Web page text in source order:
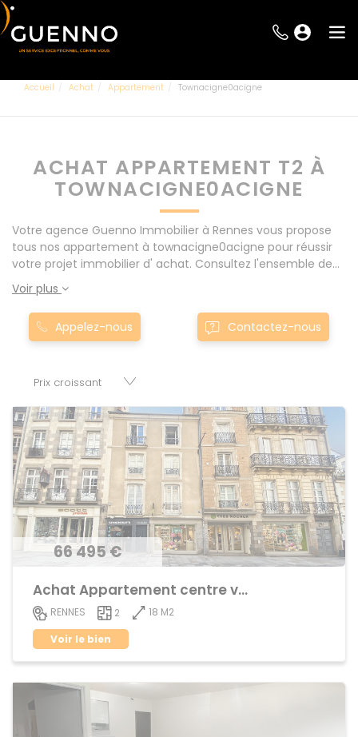
Accueil Achat Appartement Townacigne0acigne
ACHAT APPARTEMENT T2 À
TOWNACIGNE0ACIGNE
Votre agence Guenno Immobilier à Rennes vous propose
tous nos appartement à townacigne0acigne pour réussir
votre projet immobilier d' achat. Consultez l'ensemble de
nos offres à Rennes mais également aux alentours : Le
Rheu, Pacé, Montgermont... Nos appartement T2 à
townacigne0acigne sont proposés au meilleur prix du
marché pour permettre au plus grand nombre de réussir
appartements, maisons, immeubles, terrains et murs.
Voir plus
Appelez-nous Contactez-nous
66 495 €
Achat Appartement centre ville
RENNES 2
18 M2
Voir le bien